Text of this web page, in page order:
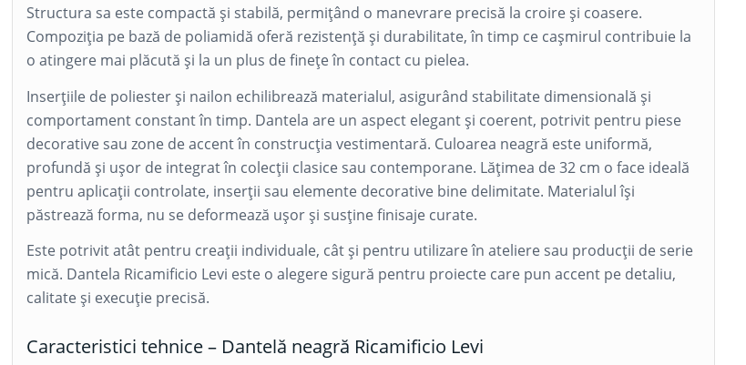
Structura sa este compactă și stabilă, permițând o manevrare precisă la croire și coasere.
Compoziția pe bază de poliamidă oferă rezistență și durabilitate, în timp ce cașmirul contribuie la
o atingere mai plăcută și la un plus de finețe în contact cu pielea.
Inserțiile de poliester și nailon echilibrează materialul, asigurând stabilitate dimensională și
comportament constant în timp. Dantela are un aspect elegant și coerent, potrivit pentru piese
decorative sau zone de accent în construcția vestimentară. Culoarea neagră este uniformă,
profundă și ușor de integrat în colecții clasice sau contemporane. Lățimea de 32 cm o face ideală
pentru aplicații controlate, inserții sau elemente decorative bine delimitate. Materialul își
păstrează forma, nu se deformează ușor și susține finisaje curate.
Este potrivit atât pentru creații individuale, cât și pentru utilizare în ateliere sau producții de serie
mică. Dantela Ricamificio Levi este o alegere sigură pentru proiecte care pun accent pe detaliu,
calitate și execuție precisă.
Caracteristici tehnice – Dantelă neagră Ricamificio Levi